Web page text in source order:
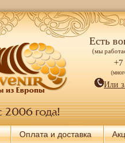
Есть
(мы
+7
Или
Оплата и доставка